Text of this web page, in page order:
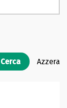
Cerca Azzera